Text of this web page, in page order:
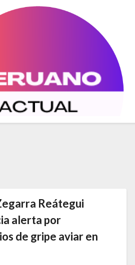
Reátegui
alerta por
de gripe aviar en